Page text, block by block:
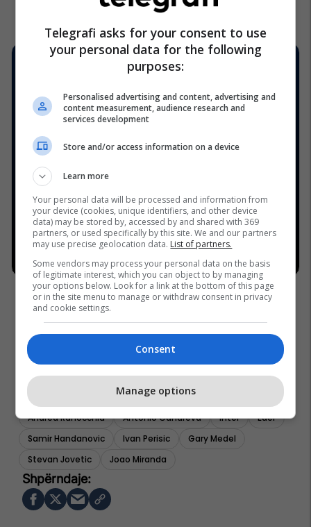
Ever Banega Gabriel Barbosa
Miranda
Jonathan Biabiany
Mauro Icardi
Geoffrey Kondogbia
Rodrigo Palacio
Andrea Ranocchia
Antonio Candreva Inter
Eder
Samir Handanovic
Ivan Perisic
Gary Medel
Stevan Jovetic
Joao Miranda
Telegrafi asks for your consent to use
your personal data for the following
purposes:
Personalised advertising and content, advertising and
content measurement, audience research and
services development
Store and/or access information on a device
Learn more
Your personal data will be processed and information from
your device (cookies, unique identifiers, and other device
data) may be stored by, accessed by and shared with 369
partners, or used specifically by this site. We and our partners
may use precise geolocation data. List of partners.
Some vendors may process your personal data on the basis
of legitimate interest, which you can object to by managing
your options below. Look for a link at the bottom of this page
or in the site menu to manage or withdraw consent in privacy
and cookie settings.
Consent
Manage options